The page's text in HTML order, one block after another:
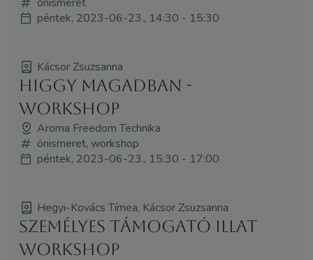
péntek, 2023-06-23., 14:30 - 15:30
Kácsor Zsuzsanna
Higgy magadban -
workshop
Aroma Freedom Technika
önismeret, workshop
péntek, 2023-06-23., 15:30 - 17:00
Hegyi-Kovács Tímea, Kácsor Zsuzsanna
Személyes támogató illat
workshop